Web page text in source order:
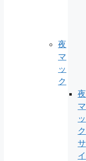
夜
マ
ッ
ク
夜
マ
ッ
ク
サ
イ